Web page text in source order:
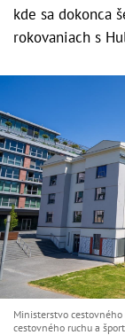
kde sa dokonca
rokovaniach s
Ministerstvo
cestovného ruchu a